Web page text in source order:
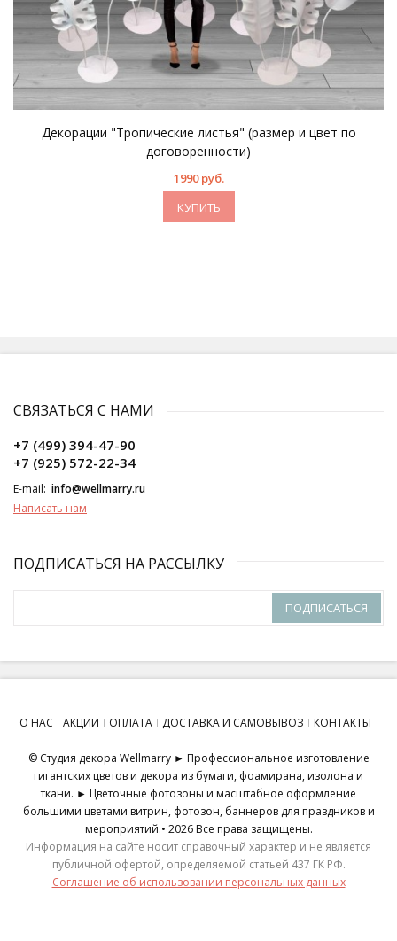
Декорации "Тропические листья" (размер и цвет по
договоренности)
1990 руб.
КУПИТЬ
СВЯЗАТЬСЯ С НАМИ
+7 (499) 394-47-90
+7 (925) 572-22-34
E-mail: info@wellmarry.ru
Написать нам
ПОДПИСАТЬСЯ НА РАССЫЛКУ
ПОДПИСАТЬСЯ
О НАС АКЦИИ ОПЛАТА ДОСТАВКА И САМОВЫВОЗ КОНТАКТЫ
© Студия декора Wellmarry ► Профессиональное изготовление
гигантских цветов и декора из бумаги, фоамирана, изолона и
ткани. ► Цветочные фотозоны и масштабное оформление
большими цветами витрин, фотозон, баннеров для праздников и
мероприятий.• 2026 Все права защищены.
Информация на сайте носит справочный характер и не является
публичной офертой, определяемой статьей 437 ГК РФ.
Соглашение об использовании персональных данных